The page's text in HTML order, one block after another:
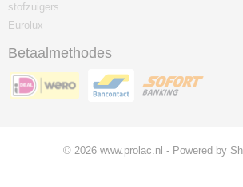
stofzuigers
Eurolux
Betaalmethodes
© 2026 www.prolac.nl - Powered by